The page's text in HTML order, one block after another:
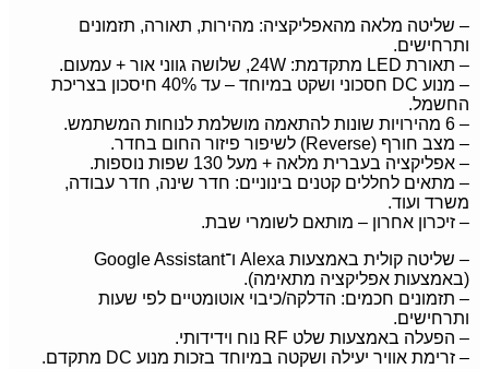
– שליטה מלאה מהאפליקציה: מהירות, תאורה, תזמונים
ותרחישים.
– תאורת LED מתקדמת: 24W, שלושה גווני אור + עמעום.
– מנוע DC חסכוני ושקט במיוחד – עד 40% חיסכון בצריכת
החשמל.
– 6 מהירויות שונות להתאמה מושלמת לנוחות המשתמש.
– מצב חורף (Reverse) לשיפור פיזור החום בחדר.
– אפליקציה בעברית מלאה + מעל 130 שפות נוספות.
– מתאים לחללים קטנים בינוניים: חדר שינה, חדר עבודה,
משרד ועוד.
– זיכרון אחרון – מותאם לשומרי שבת.
– שליטה קולית באמצעות Alexa ו־Google Assistant
(באמצעות אפליקציה מתאימה).
– תזמונים חכמים: הדלקה/כיבוי אוטומטיים לפי שעות
ותרחישים.
– הפעלה באמצעות שלט RF נוח וידידותי.
– זרימת אוויר יעילה ושקטה במיוחד בזכות מנוע DC מתקדם.